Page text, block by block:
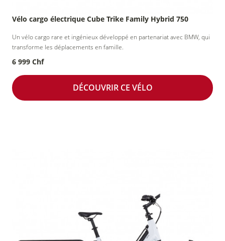
Vélo cargo électrique Cube Trike Family Hybrid 750
Un vélo cargo rare et ingénieux développé en partenariat avec BMW, qui
transforme les déplacements en famille.
6 999 Chf
DÉCOUVRIR CE VÉLO